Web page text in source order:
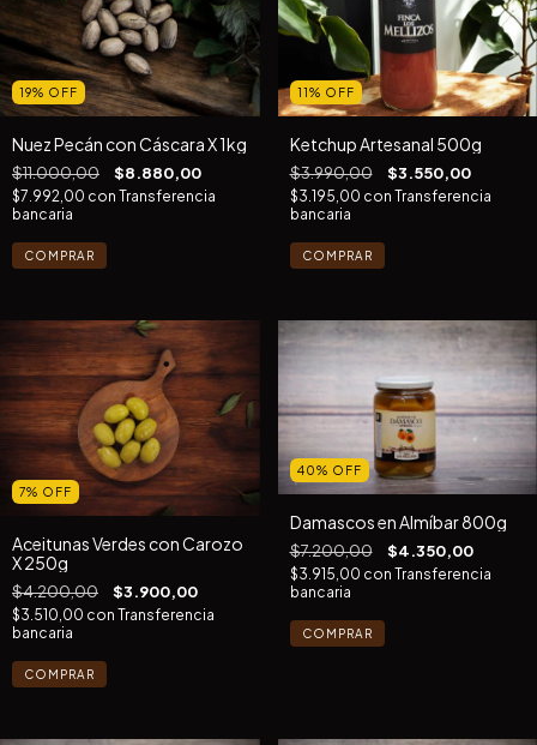
19% OFF
Nuez Pecán con Cáscara X 1kg
$11.000,00 $8.880,00
$7.992,00 con Transferencia
bancaria
11 % OFF
Ketchup Artesanal 500g
$3.990,00 $3.550,00
$3.195,00 con Transferencia
bancaria
7% OFF
Aceitunas Verdes con Carozo
X 250g
$4.200,00 $3.900,00
$3.510,00 con Transferencia
bancaria
40% OFF
Damascos en Almíbar 800g
$7.200,00 $4.350,00
$3.915,00 con Transferencia
bancaria